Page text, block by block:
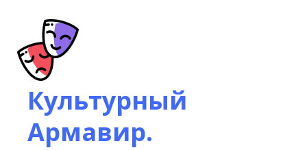
Культурный
Армавир.